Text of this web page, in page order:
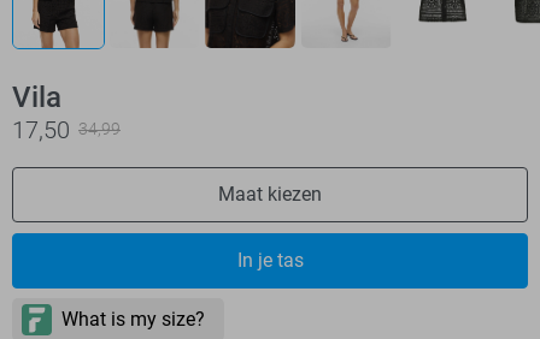
Vila
17,50 34,99
Maat kiezen
In je tas